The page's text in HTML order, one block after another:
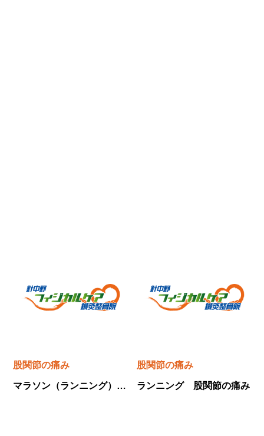
股関節の痛み
マラソン（ランニング）時の股関節の痛みについて ～針中野フィジカルケア鍼灸整骨院～
股関節の痛み
ランニング 股関節の痛み